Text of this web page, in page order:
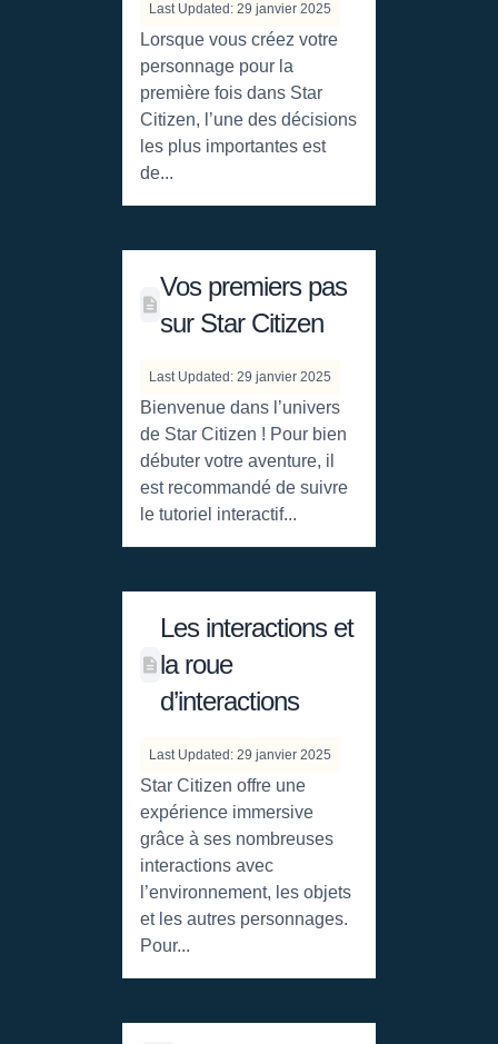
Last Updated: 29 janvier 2025
Lorsque vous créez votre
personnage pour la
première fois dans Star
Citizen, l’une des décisions
les plus importantes est
de...
Vos premiers pas
sur Star Citizen
Last Updated: 29 janvier 2025
Bienvenue dans l’univers
de Star Citizen ! Pour bien
débuter votre aventure, il
est recommandé de suivre
le tutoriel interactif...
Les interactions et
la roue
d’interactions
Last Updated: 29 janvier 2025
Star Citizen offre une
expérience immersive
grâce à ses nombreuses
interactions avec
l’environnement, les objets
et les autres personnages.
Pour...